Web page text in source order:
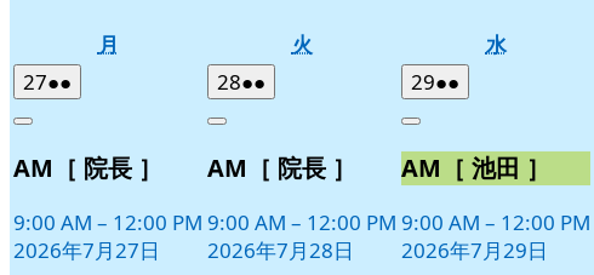
月 火 水水
272026
年
月
日
●●
件
イ
ン
ト)
Close
AM［ 院長 ］
9:00 AM – 12:00 PM
2026年7月27日
282026
年
月
日
●●
件
イ
ン
ト)
Close
AM［ 院長 ］
9:00 AM – 12:00 PM
2026年7月28日
292026
年
月
29
日
●●
件
イ
ン
ト)
Close
AM［ 池田 ］
9:00 AM – 12:00 PM
2026年7月29日